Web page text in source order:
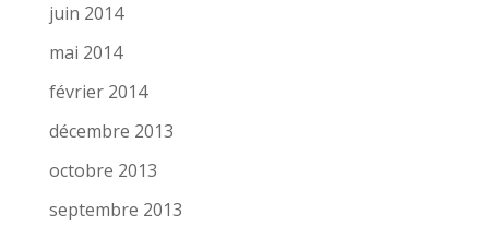
juin 2014
mai 2014
février 2014
décembre 2013
octobre 2013
septembre 2013